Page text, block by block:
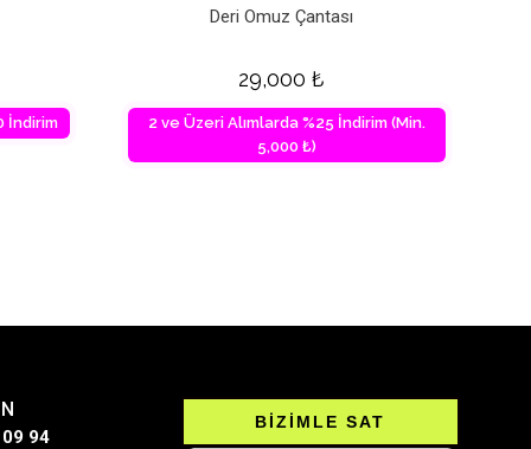
İndirim
Deri Omuz Çantası
29,000₺
2 ve Üzeri Alımlarda %25 İndirim (Min.
5,000 ₺)
94
BİZİMLE SAT